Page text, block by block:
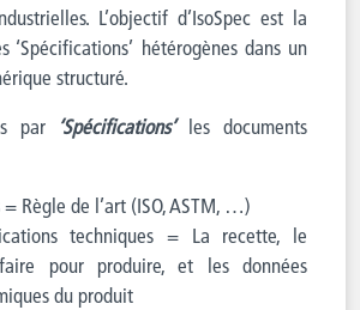
L’objectif d’IsoSpec est la
‘Spécifications’ hétérogènes dans un
structuré.
par
‘Spécifications’les documents
= Règle de l’art (ISO, ASTM, …)
techniques = La recette, le
pour produire, et les données
du produit